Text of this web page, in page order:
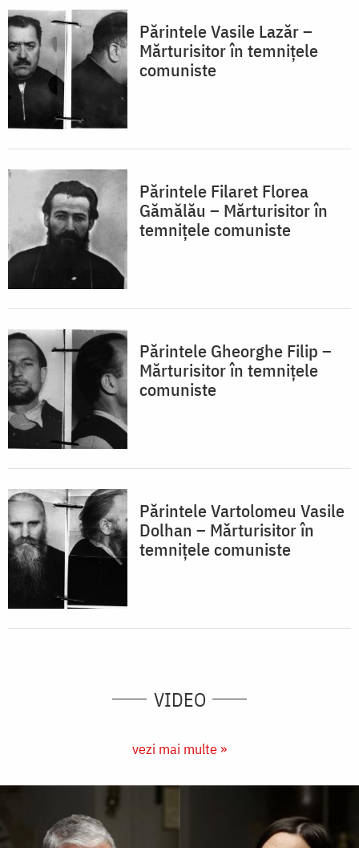
Părintele Vasile Lazăr –
Mărturisitor în temnițele
comuniste
Părintele Filaret Florea
Gămălău – Mărturisitor în
temnițele comuniste
Părintele Gheorghe Filip –
Mărturisitor în temnițele
comuniste
Părintele Vartolomeu Vasile
Dolhan – Mărturisitor în
temnițele comuniste
VIDEO
vezi mai multe »